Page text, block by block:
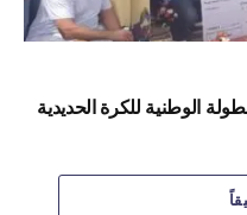
الوطنية للكرة الحديدية